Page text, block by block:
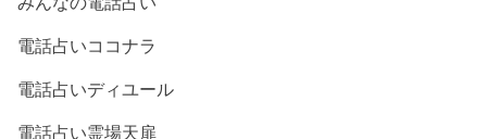
電話占いココナラ
電話占いディユール
電話占い霊場天扉